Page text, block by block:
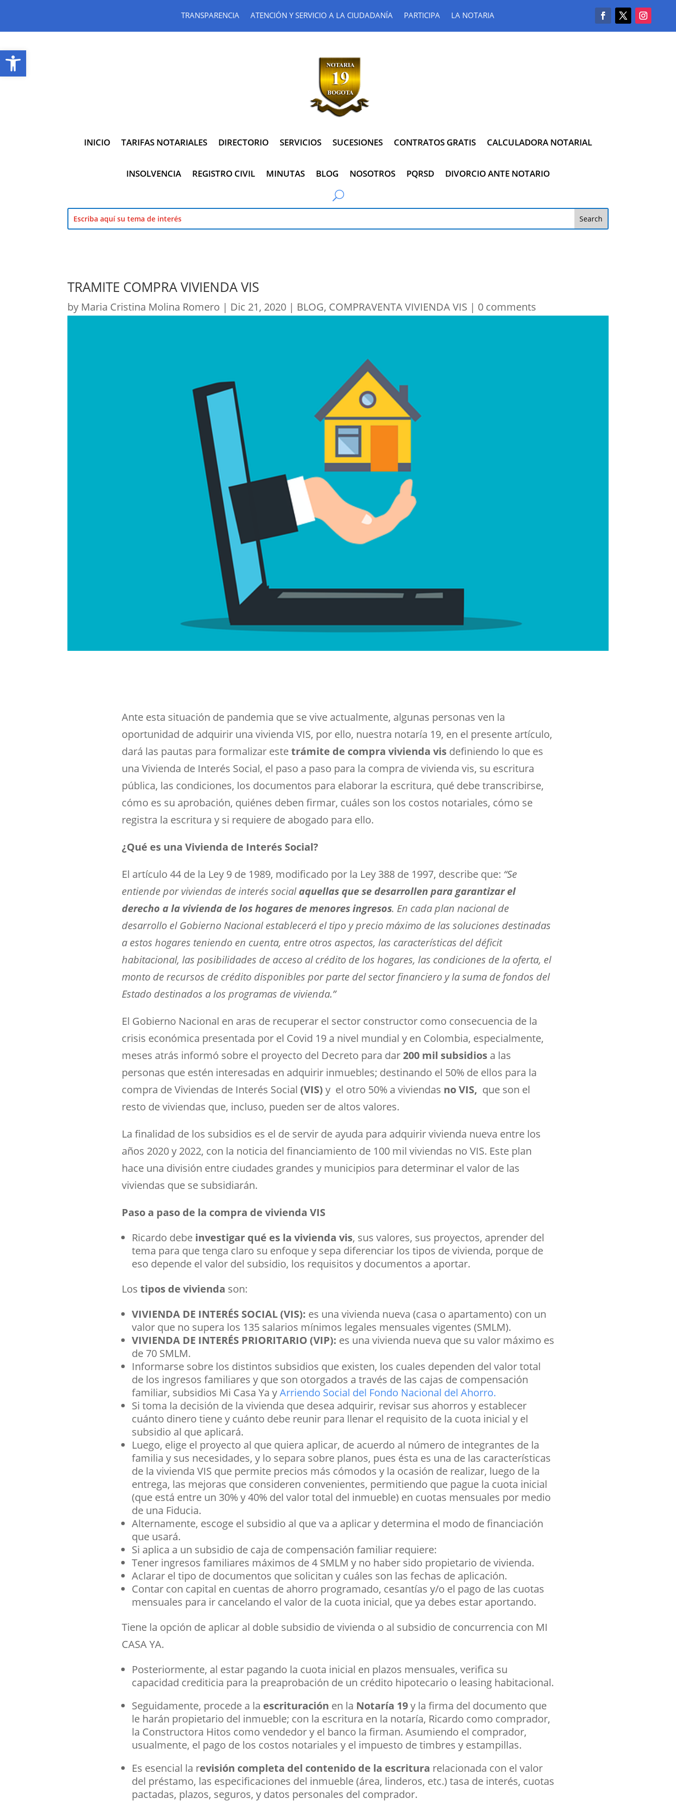
Abrir barra de herramientas
TRANSPARENCIA ATENCIÓN Y SERVICIO A LA CIUDADANÍA PARTICIPA LA NOTARIA
INICIO TARIFAS NOTARIALES DIRECTORIO SERVICIOS SUCESIONES CONTRATOS GRATIS CALCULADORA NOTARIAL
INSOLVENCIA REGISTRO CIVIL MINUTAS BLOG NOSOTROS PQRSD DIVORCIO ANTE NOTARIO
TRAMITE COMPRA VIVIENDA VIS
by Maria Cristina Molina Romero | Dic 21, 2020 | BLOG, COMPRAVENTA VIVIENDA VIS | 0 comments
Ante esta situación de pandemia que se vive actualmente, algunas personas ven la
oportunidad de adquirir una vivienda VIS, por ello, nuestra notaría 19, en el presente artículo,
dará las pautas para formalizar estetrámite de compra vivienda visdefiniendo lo que es
una Vivienda de Interés Social, el paso a paso para la compra de vivienda vis, su escritura
pública, las condiciones, los documentos para elaborar la escritura, qué debe transcribirse,
cómo es su aprobación, quiénes deben firmar, cuáles son los costos notariales, cómo se
registra la escritura y si requiere de abogado para ello.
¿Qué es una Vivienda de Interés Social?
El artículo 44 de la Ley 9 de 1989, modificado por la Ley 388 de 1997, describe que: “Se
entiende por viviendas de interés socialaquellas que se desarrollen para garantizar el
derecho a la vivienda de los hogares de menores ingresos. En cada plan nacional de
desarrollo el Gobierno Nacional establecerá el tipo y precio máximo de las soluciones destinadas
a estos hogares teniendo en cuenta, entre otros aspectos, las características del déficit
habitacional, las posibilidades de acceso al crédito de los hogares, las condiciones de la oferta, el
monto de recursos de crédito disponibles por parte del sector financiero y la suma de fondos del
Estado destinados a los programas de vivienda.”
El Gobierno Nacional en aras de recuperar el sector constructor como consecuencia de la
crisis económica presentada por el Covid 19 a nivel mundial y en Colombia, especialmente,
meses atrás informó sobre el proyecto del Decreto para dar200 mil subsidiosa las
personas que estén interesadas en adquirir inmuebles; destinando el 50% de ellos para la
compra de Viviendas de Interés Social (VIS) y el otro 50% a viviendas no VIS, que son el
resto de viviendas que, incluso, pueden ser de altos valores.
La finalidad de los subsidios es el de servir de ayuda para adquirir vivienda nueva entre los
años 2020 y 2022, con la noticia del financiamiento de 100 mil viviendas no VIS. Este plan
hace una división entre ciudades grandes y municipios para determinar el valor de las
viviendas que se subsidiarán.
Paso a paso de la compra de vivienda VIS
Ricardo debe investigar qué es la vivienda vis, sus valores, sus proyectos, aprender del
tema para que tenga claro su enfoque y sepa diferenciar los tipos de vivienda, porque de
eso depende el valor del subsidio, los requisitos y documentos a aportar.
Los tipos de vivienda son:
VIVIENDA DE INTERÉS SOCIAL (VIS): es una vivienda nueva (casa o apartamento) con un
valor que no supera los 135 salarios mínimos legales mensuales vigentes (SMLM).
VIVIENDA DE INTERÉS PRIORITARIO (VIP): es una vivienda nueva que su valor máximo es
de 70 SMLM.
Informarse sobre los distintos subsidios que existen, los cuales dependen del valor total
de los ingresos familiares y que son otorgados a través de las cajas de compensación
familiar, subsidios Mi Casa Ya yArriendo Social del Fondo Nacional del Ahorro.
Si toma la decisión de la vivienda que desea adquirir, revisar sus ahorros y establecer
cuánto dinero tiene y cuánto debe reunir para llenar el requisito de la cuota inicial y el
subsidio al que aplicará.
Luego, elige el proyecto al que quiera aplicar, de acuerdo al número de integrantes de la
familia y sus necesidades, y lo separa sobre planos, pues ésta es una de las características
de la vivienda VIS que permite precios más cómodos y la ocasión de realizar, luego de la
entrega, las mejoras que consideren convenientes, permitiendo que pague la cuota inicial
(que está entre un 30% y 40% del valor total del inmueble) en cuotas mensuales por medio
de una Fiducia.
Alternamente, escoge el subsidio al que va a aplicar y determina el modo de financiación
que usará.
Si aplica a un subsidio de caja de compensación familiar requiere:
Tener ingresos familiares máximos de 4 SMLM y no haber sido propietario de vivienda.
Aclarar el tipo de documentos que solicitan y cuáles son las fechas de aplicación.
Contar con capital en cuentas de ahorro programado, cesantías y/o el pago de las cuotas
mensuales para ir cancelando el valor de la cuota inicial, que ya debes estar aportando.
Tiene la opción de aplicar al doble subsidio de vivienda o al subsidio de concurrencia con MI
CASA YA.
Posteriormente, al estar pagando la cuota inicial en plazos mensuales, verifica su
capacidad crediticia para la preaprobación de un crédito hipotecario o leasing habitacional.
Seguidamente, procede a la escrituración en la Notaría 19y la firma del documento que
le harán propietario del inmueble; con la escritura en la notaría, Ricardo como comprador,
la Constructora Hitos como vendedor y el banco la firman. Asumiendo el comprador,
usualmente, el pago de los costos notariales y el impuesto de timbres y estampillas.
Es esencial la revisión completa del contenido de la escritura relacionada con el valor
del préstamo, las especificaciones del inmueble (área, linderos, etc.) tasa de interés, cuotas
pactadas, plazos, seguros, y datos personales del comprador.